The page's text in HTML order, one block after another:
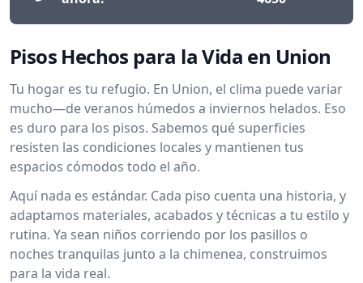
Pisos Hechos para la Vida en Union
Tu hogar es tu refugio. En Union, el clima puede variar
mucho—de veranos húmedos a inviernos helados. Eso
es duro para los pisos. Sabemos qué superficies
resisten las condiciones locales y mantienen tus
espacios cómodos todo el año.
Aquí nada es estándar. Cada piso cuenta una historia, y
adaptamos materiales, acabados y técnicas a tu estilo y
rutina. Ya sean niños corriendo por los pasillos o
noches tranquilas junto a la chimenea, construimos
para la vida real.